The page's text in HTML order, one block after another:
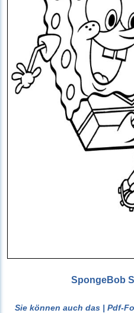
SpongeBob
Sie können auch das | Pdf-